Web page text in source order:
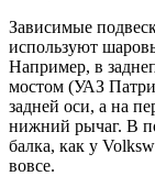
Зависимые
используют
Например, в
мостом (УАЗ
задней оси, а на
нижний рычаг. В
балка, как у
вовсе.